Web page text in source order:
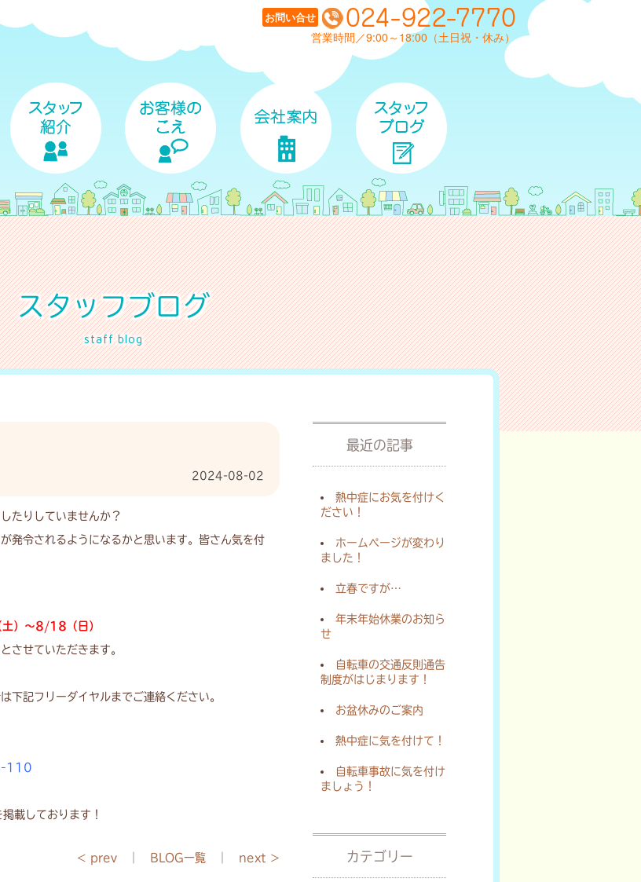
お問い合せ
営業時間／9:00～18:00（土日祝・休み）
スタッフブログ
staff blog
2024-08-02
たりしていませんか？
発令されるようになるかと思います。皆さん気を付
）～8/18（日）
させていただきます。
下記フリーダイヤルまでご連絡ください。
110
載しております！
< prev BLOG一覧 next >
最近の記事
熱中症にお気を付けく
ださい！
ホームページが変わり
ました！
立春ですが…
年末年始休業のお知ら
せ
自転車の交通反則通告
制度がはじまります！
お盆休みのご案内
熱中症に気を付けて！
自転車事故に気を付け
ましょう！
カテゴリー